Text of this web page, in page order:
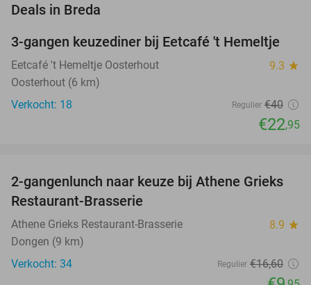
Deals in Breda
43%
NEW
TODAY
3-gangen keuzediner bij Eetcafé 't Hemeltje
Eetcafé 't Hemeltje Oosterhout 9.3 star
Oosterhout (6 km)
Verkocht: 18
Regulier €40
€22,95
40%
NEW
TODAY
2-gangenlunch naar keuze bij Athene Grieks
Restaurant-Brasserie
Athene Grieks Restaurant-Brasserie 8.9 star
Dongen (9 km)
Verkocht: 34
Regulier €16,60